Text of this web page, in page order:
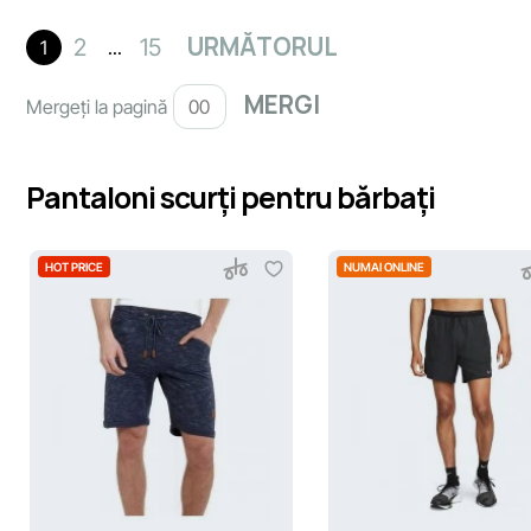
1 2 ... 15 URMĂTORUL
Mergeți la pagină
Pantaloni scurți pentru bărbați
HOT PRICE NUMAI ONLINE